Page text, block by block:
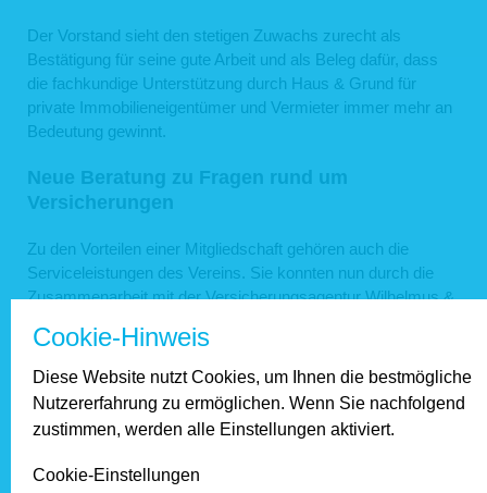
Der Vorstand sieht den stetigen Zuwachs zurecht als
Bestätigung für seine gute Arbeit und als Beleg dafür, dass
die fachkundige Unterstützung durch Haus & Grund für
private Immobilieneigentümer und Vermieter immer mehr an
Bedeutung gewinnt.
Neue Beratung zu Fragen rund um
Versicherungen
Zu den Vorteilen einer Mitgliedschaft gehören auch die
Serviceleistungen des Vereins. Sie konnten nun durch die
Zusammenarbeit mit der Versicherungsagentur Wilhelmus &
Agentur-Mitarbeiter Christian Czarnecki wird als
Beiratsmitglied vornehmlich dienstags (oder nach
gesonderter Terminvereinbarung) als Ansprechpartner bei
Fragen zum Thema Versicherungen fungieren.
traditionell auch Vorträge zu interessanten Themen rund um
Cookie-Hinweis
Diese Website nutzt Cookies, um Ihnen die bestmögliche
Nutzererfahrung zu ermöglichen. Wenn Sie nachfolgend
zustimmen, werden alle Einstellungen aktiviert.
Cookie-Einstellungen